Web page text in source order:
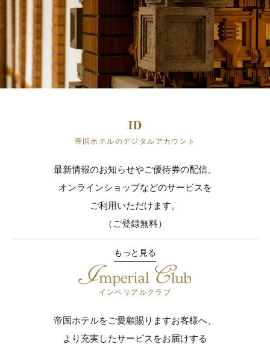
帝国ホテルのデジタルアカウント
最新情報のお知らせやご優待券の配信、
オンラインショップなどのサービスを
ご利用いただけます。
（ご登録無料）
もっと見る
インペリアルクラブ
帝国ホテルをご愛顧賜りますお客様へ、
より充実したサービスをお届けする